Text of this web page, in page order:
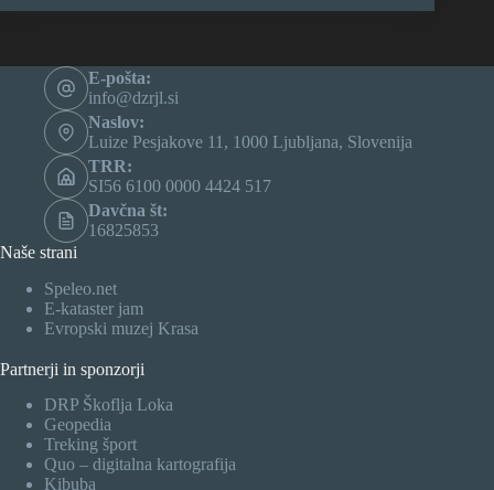
E-pošta:
info@dzrjl.si
Naslov:
Luize Pesjakove 11, 1000 Ljubljana, Slovenija
TRR:
SI56 6100 0000 4424 517
Davčna št:
16825853
Naše strani
Speleo.net
E-kataster jam
Evropski muzej Krasa
Partnerji in sponzorji
DRP Škoflja Loka
Geopedia
Treking šport
Quo – digitalna kartografija
Kibuba